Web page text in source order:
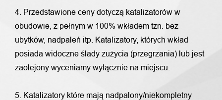
4. Przedstawione ceny dotyczą katalizatorów w
obudowie, z pełnym w 100% wkładem tzn. bez
ubytków, nadpaleń itp. Katalizatory, których wkład
posiada widoczne ślady zużycia (przegrzania) lub jest
zaolejony wyceniamy wyłącznie na miejscu.
5. Katalizatory które mają nadpalony/niekompletny